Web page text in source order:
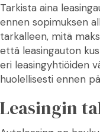
Tarkista aina
ennen sopimuksen
tarkalleen, mitä
että leasingauton
eri leasingyhtiöiden
huolellisesti ennen
Leasingin